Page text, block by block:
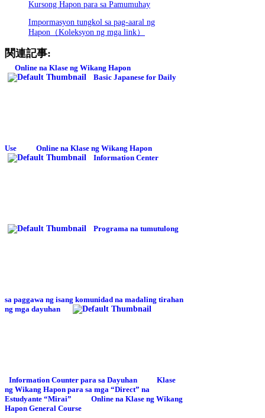
Kursong Hapon para sa Pamumuhay
Impormasyon tungkol sa pag-aaral ng
Hapon（Koleksyon ng mga link）
関連記事:
Online na Klase ng Wikang Hapon
Basic Japanese for Daily
Use
Online na Klase ng Wikang Hapon
Information Center
Programa na tumutulong
sa paggawa ng isang komunidad na madaling tirahan
ng mga dayuhan
Information Counter para sa Dayuhan
Klase
ng Wikang Hapon para sa mga “Direct” na
Estudyante “Mirai”
Online na Klase ng Wikang
Hapon General Course